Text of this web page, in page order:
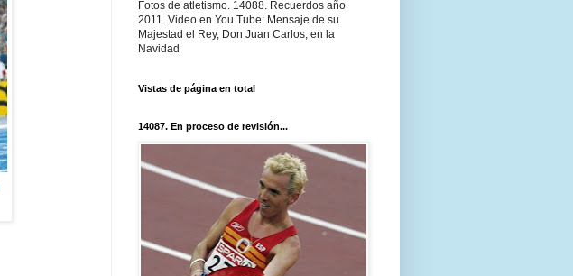
Fotos de atletismo. 14088. Recuerdos año
2011. Video en You Tube: Mensaje de su
Majestad el Rey, Don Juan Carlos, en la
Navidad
Vistas de página en total
14087. En proceso de revisión...